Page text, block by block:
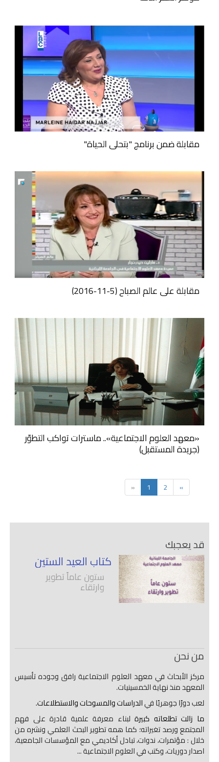
مقابلة ضمن برنامج "بتحلى الحياة"
مقابلة على عالم الصباح (5-11-2016)
«معهد العلوم الاجتماعية».. ماسترات تواكب التطوّر
(جريدة المستقبل)
« 1 2 »
قد يعجبك
كتاب العيد الستين
ستون عاماً تطوير
وارتقاء
من نحن
مركز الأبحاث في معهد العلوم الاجتماعية رافق وجوده تأسيس
المعهد منذ نهاية الخمسينيات.
لعب دورًا جوهريًا فيالدراسات والمسوحات والاستطلاعات.
ما زالت تطلعاته كبيرة لبناء معرفة علمية قادرة على فهم
المجتمع ورصد تغيراته؛ كما همه تطوير البحث العلمي ونشره من
خلال : مؤتمرات، ندوات، تبادل أكاديمي مع المؤسسات الجامعية،
اصدار دوريات، وكتب في العلوم الاجتماعية ...